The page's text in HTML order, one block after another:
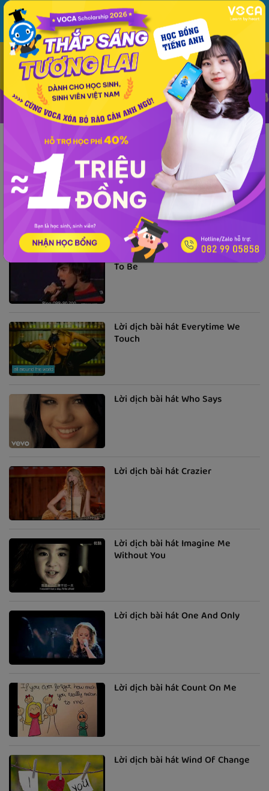
MENU ĐĂNG NHẬP
Từ vựng Ngữ pháp Mẫu câu Học phát âm Luyện viết
Phương pháp - kinh nghiệm
Lời dịch
Lời dịch bài hát Happy Ending
Lời dịch bài hát Be What You Want
To Be
Lời dịch bài hát Everytime We
Touch
Lời dịch bài hát Who Says
Lời dịch bài hát Crazier
Lời dịch bài hát Imagine Me
Without You
Lời dịch bài hát One And Only
Lời dịch bài hát Count On Me
Lời dịch bài hát Wind Of Change